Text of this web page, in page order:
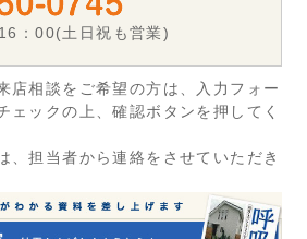
：00(土日祝も営業)
店相談をご希望の方は、入力フォー
ェックの上、確認ボタンを押してく
、担当者から連絡をさせていただき